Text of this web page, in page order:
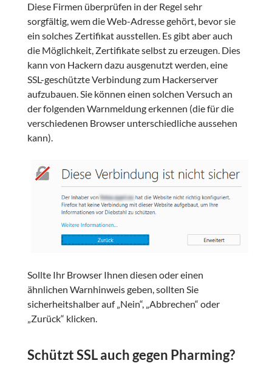
Diese Firmen überprüfen in der Regel sehr
sorgfältig, wem die Web-Adresse gehört, bevor sie
ein solches Zertifikat ausstellen. Es gibt aber auch
die Möglichkeit, Zertifikate selbst zu erzeugen. Dies
kann von Hackern dazu ausgenutzt werden, eine
SSL-geschützte Verbindung zum Hackerserver
aufzubauen. Sie können einen solchen Versuch an
der folgenden Warnmeldung erkennen (die für die
verschiedenen Browser unterschiedliche aussehen
kann).
Sollte Ihr Browser Ihnen diesen oder einen
ähnlichen Warnhinweis geben, sollten Sie
sicherheitshalber auf „Nein“, „Abbrechen“ oder
„Zurück“ klicken.
Schützt SSL auch gegen Pharming?